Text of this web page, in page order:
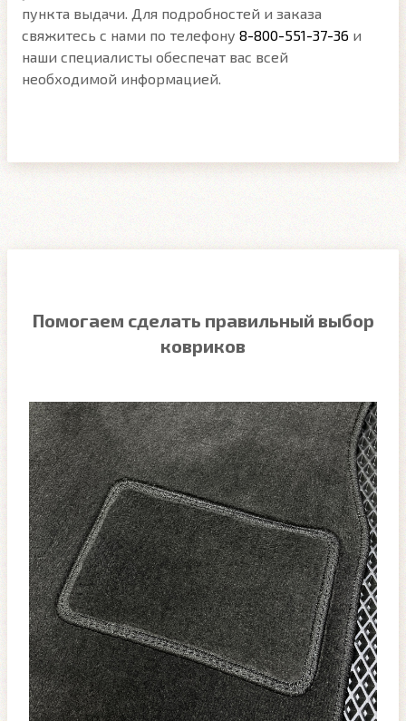
пункта выдачи. Для подробностей и заказа
свяжитесь с нами по телефону 8-800-551-37-36 и
наши специалисты обеспечат вас всей
необходимой информацией.
Помогаем сделать правильный выбор
ковриков